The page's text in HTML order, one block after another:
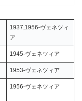
1937,1956-ヴェネツィ
ア
1945-ヴェネツィア
1953-ヴェネツィア
1956-ヴェネツィア